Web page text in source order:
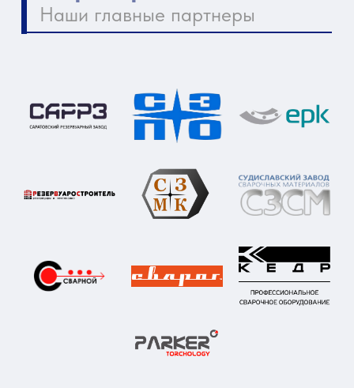
Контакты компании